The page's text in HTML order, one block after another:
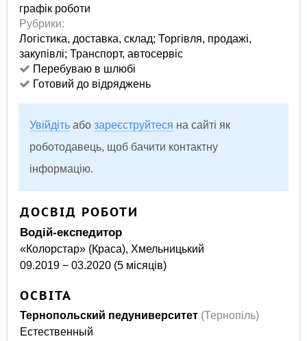
графік роботи
Рубрики:
Логістика, доставка, склад; Торгівля, продажі,
закупівлі; Транспорт, автосервіс
Перебуваю в шлюбі
Готовий до відряджень
Увійдіть абозареєструйтеся на сайті як
роботодавець, щоб бачити контактну
інформацію.
ДОСВІД РОБОТИ
Водій-експедитор
«Колорстар» (Краса), Хмельницький
09.2019 − 03.2020 (5 місяців)
ОСВІТА
Тернопольский педуниверситет(Тернопіль)
Естественный